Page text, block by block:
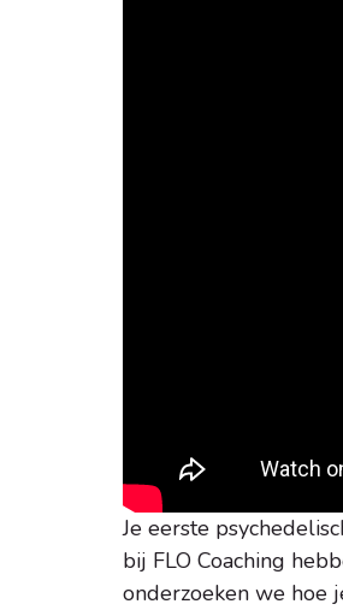
Je eerste
bij FLO Coaching
onderzoeken we hoe